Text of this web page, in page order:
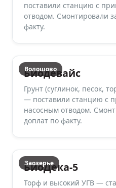
поставили станцию с
отводом. Смонтировали
факту.
Волошово
Биодевайс
Грунт (суглинок, песок,
— поставили станцию с
насосным отводом.
доплат по факту.
Заозерье
БиоДека-5
Торф и высокий УГВ —